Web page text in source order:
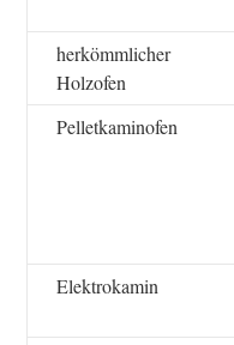
herkömmlicher
Holzofen
Pelletkaminofen
Elektrokamin